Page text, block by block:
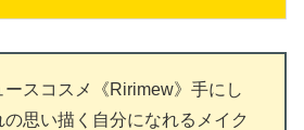
スコスメ《Ririmew》手にし
思い描く自分になれるメイク